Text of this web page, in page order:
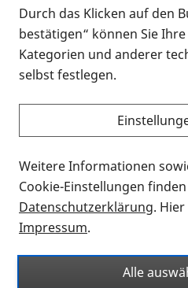
Durch das Klicken auf den
bestätigen“ können Sie
Kategorien und anderer
selbst festlegen.
Weitere Informationen
Cookie-Einstellungen
Datenschutzerklärung.
Impressum.
Alle